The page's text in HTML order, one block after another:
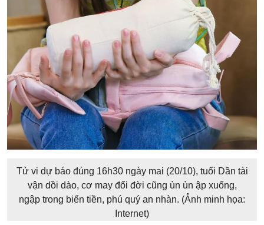
Tử vi dự báo đúng 16h30 ngày mai (20/10), tuổi Dần tài
vận dồi dào, cơ may đổi đời cũng ùn ùn ập xuống,
ngập trong biển tiền, phú quý an nhàn. (Ảnh minh họa:
Internet)